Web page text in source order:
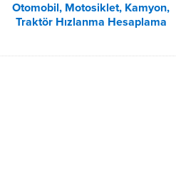
Otomobil, Motosiklet, Kamyon,
Traktör Hızlanma Hesaplama